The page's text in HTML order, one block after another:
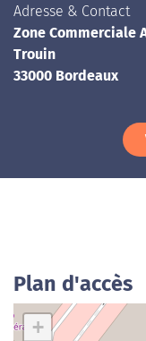
Adresse & Contact
Zone Commerciale
Trouin
33000 Bordeaux
Plan d'accès
+